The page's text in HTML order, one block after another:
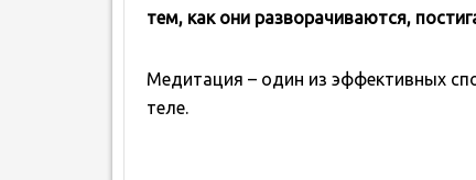
тем, как они разворачиваются,
Медитация – один из эффективных
теле.